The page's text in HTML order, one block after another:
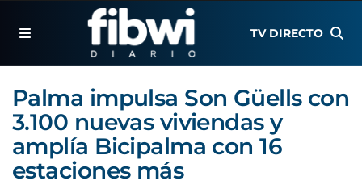
TV DIRECTO
Palma impulsa Son Güells con
3.100 nuevas viviendas y
amplía Bicipalma con 16
estaciones más